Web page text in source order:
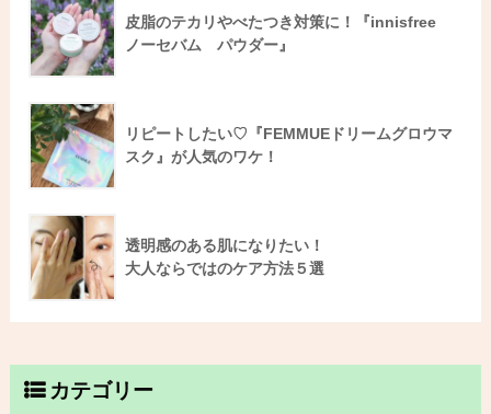
皮脂のテカリやべたつき対策に！『innisfree
ノーセバム パウダー』
リピートしたい♡『FEMMUEドリームグロウマ
スク』が人気のワケ！
透明感のある肌になりたい！
大人ならではのケア方法５選
カテゴリー